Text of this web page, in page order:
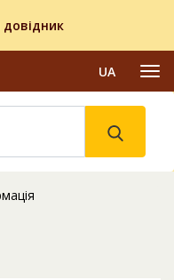
довідник
UA